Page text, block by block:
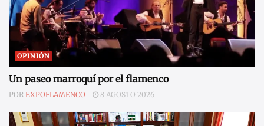
OPINIÓN
Un paseo marroquí por el flamenco
POR EXPOFLAMENCO 8 AGOSTO 2026